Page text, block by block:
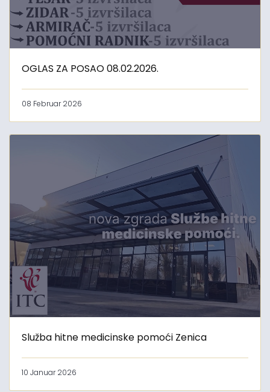
OGLAS ZA POSAO 08.02.2026.
08 Februar 2026
Služba hitne medicinske pomoći Zenica
10 Januar 2026